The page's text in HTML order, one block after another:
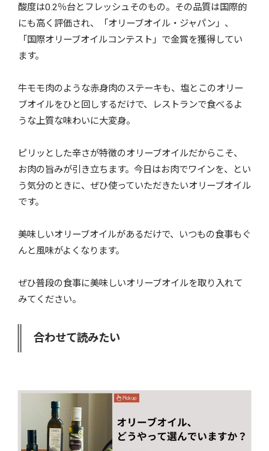
酸度は0.2％台とフレッシュそのもの。その品質は国際的
にも高く評価され、「オリーブオイル・ジャパン」、
「国際オリーブオイルコンテスト」で金賞を獲得してい
ます。
牛モモ肉のような赤身肉のステーキも、塩とこのオリー
ブオイルをひと回しするだけで、レストランで食べるよ
うな上質な味わいに大変身。
ピリッとした辛さが特徴のオリーブオイルだからこそ、
お肉の旨みが引き立ちます。今日はお肉でワインを、とい
う気分のときに、ぜひ使っていただきたいオリーブオイル
です。
美味しいオリーブオイルがあるだけで、いつもの食事もぐ
んと風味がよくなります。
ぜひ普段の食事に美味しいオリーブオイルを取り入れて
みてください。
合わせて読みたい